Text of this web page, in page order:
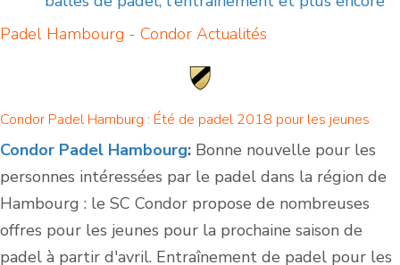
Padel Hambourg - Condor Actualités
Condor Padel Hamburg : Été de padel 2018 pour les jeunes
Condor Padel Hambourg: Bonne nouvelle pour les
personnes intéressées par le padel dans la région de
Hambourg : le SC Condor propose de nombreuses
offres pour les jeunes pour la prochaine saison de
padel à partir d'avril. Entraînement de padel pour les